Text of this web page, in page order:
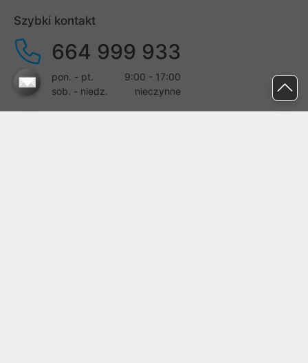
Szybki kontakt
664 999 933
pon. - pt.
9:00 - 17:00
sob. - niedz.
nieczynne